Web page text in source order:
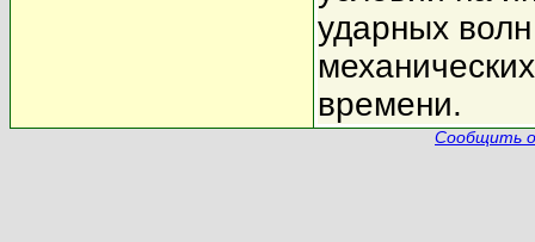
ударных
времени.
Сообщить о